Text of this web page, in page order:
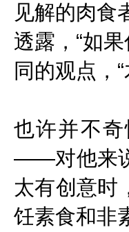
见解的肉食
透露，“如
同的观点，
也许并不
——对他来
太有创意时
饪素食和非